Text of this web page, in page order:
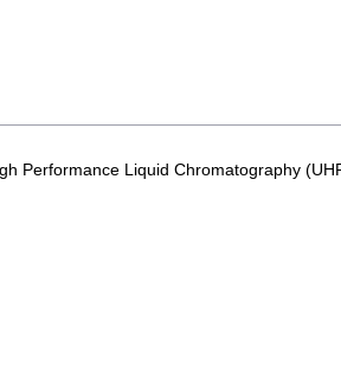
Performance Liquid Chromatography